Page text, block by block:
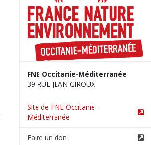
FNE Occitanie-Méditerranée
39 RUE JEAN GIROUX
Site de FNE Occitanie-
Méditerranée
Faire un don